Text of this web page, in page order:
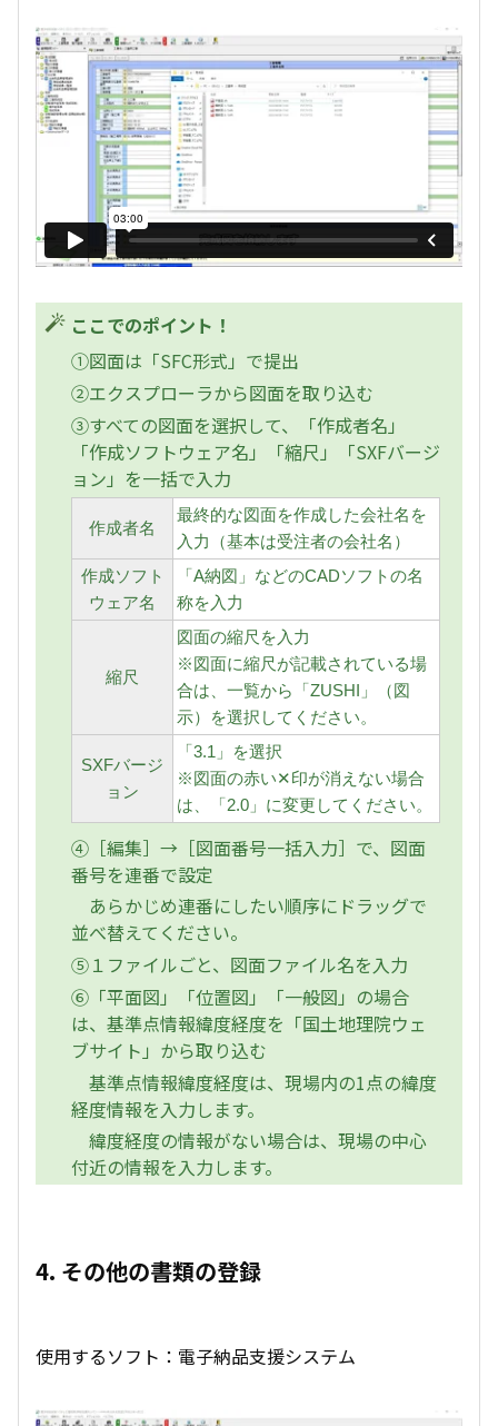
ここでのポイント！
①図面は「SFC形式」で提出
②エクスプローラから図面を取り込む
③すべての図面を選択して、「作成者名」
「作成ソフトウェア名」「縮尺」「SXFバージ
ョン」を一括で入力
作成者名
最終的な図面を作成した会社名を
入力（基本は受注者の会社名）
作成ソフト
ウェア名
「A納図」などのCADソフトの名
称を入力
縮尺
図面の縮尺を入力
※図面に縮尺が記載されている場
合は、一覧から「ZUSHI」（図
示）を選択してください。
SXFバージ
ョン
「3.1」を選択
※図面の赤い✕印が消えない場合
は、「2.0」に変更してください。
④［編集］→［図面番号一括入力］で、図面
番号を連番で設定
あらかじめ連番にしたい順序にドラッグで
並べ替えてください。
⑤１ファイルごと、図面ファイル名を入力
⑥「平面図」「位置図」「一般図」の場合
は、基準点情報緯度経度を「国土地理院ウェ
ブサイト」から取り込む
基準点情報緯度経度は、現場内の1点の緯度
経度情報を入力します。
緯度経度の情報がない場合は、現場の中心
付近の情報を入力します。
4. その他の書類の登録
使用するソフト：電子納品支援システム